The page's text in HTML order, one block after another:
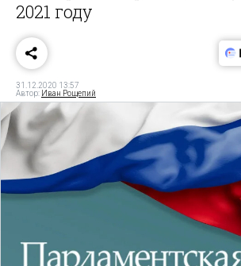
2021 году
31.12.2020 13:57
Автор: Иван Рощепий